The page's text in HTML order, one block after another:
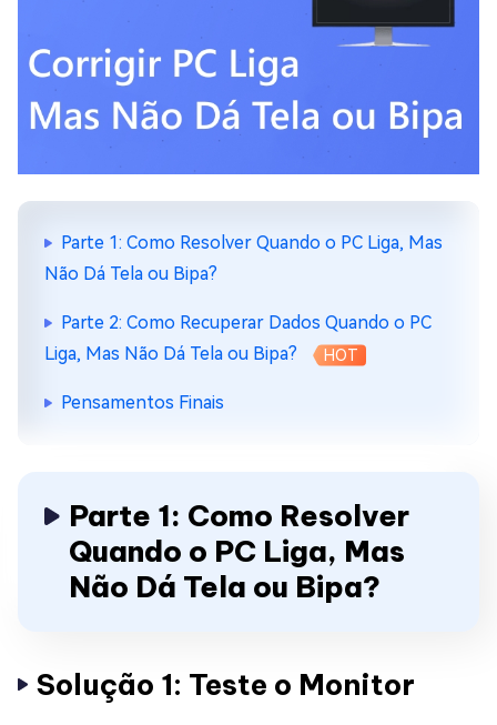
Parte 1: Como Resolver Quando o PC Liga, Mas
Não Dá Tela ou Bipa?
Parte 2: Como Recuperar Dados Quando o PC
Liga, Mas Não Dá Tela ou Bipa?
HOT
Pensamentos Finais
Parte 1: Como Resolver
Quando o PC Liga, Mas
Não Dá Tela ou Bipa?
Solução 1: Teste o Monitor